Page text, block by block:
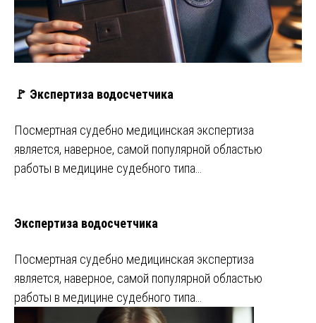
🚩 Экспертиза водосчетчика
Посмертная судебно медицинская экспертиза
является, наверное, самой популярной областью
работы в медицине судебного типа…
Экспертиза водосчетчика
Посмертная судебно медицинская экспертиза
является, наверное, самой популярной областью
работы в медицине судебного типа…